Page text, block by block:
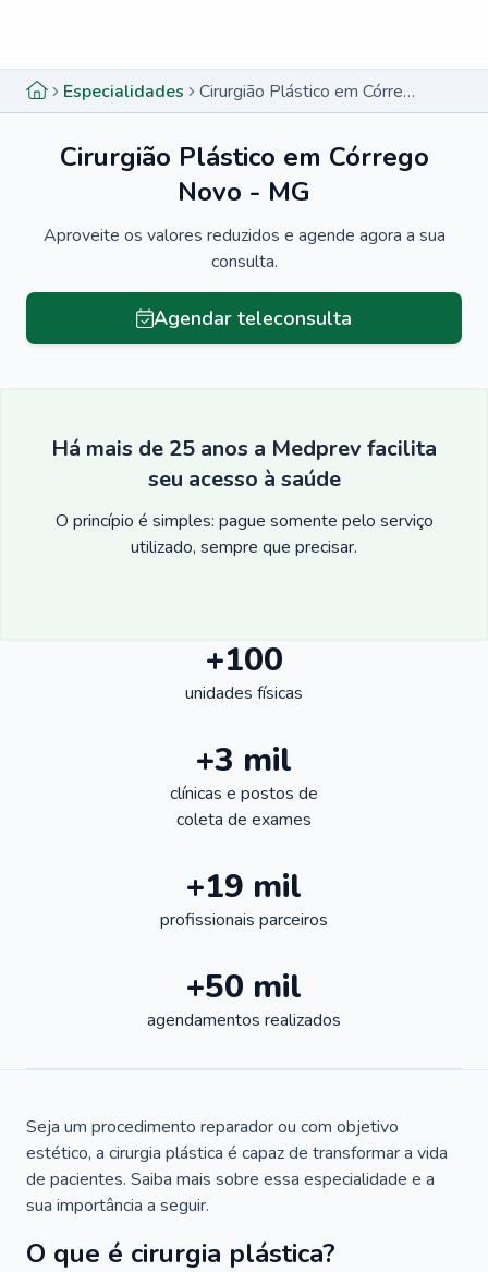
Especialidades Cirurgião Plástico em Córrego Novo - MG
Cirurgião Plástico em Córrego
Novo - MG
Aproveite os valores reduzidos e agende agora a sua
consulta.
Agendar teleconsulta
Há mais de 25 anos a Medprev facilita
seu acesso à saúde
O princípio é simples: pague somente pelo serviço
utilizado, sempre que precisar.
+100
unidades físicas
+3 mil
clínicas e postos de
coleta de exames
+19 mil
profissionais parceiros
+50 mil
agendamentos realizados
Seja um procedimento reparador ou com objetivo
estético, a cirurgia plástica é capaz de transformar a vida
de pacientes. Saiba mais sobre essa especialidade e a
sua importância a seguir.
O que é cirurgia plástica?